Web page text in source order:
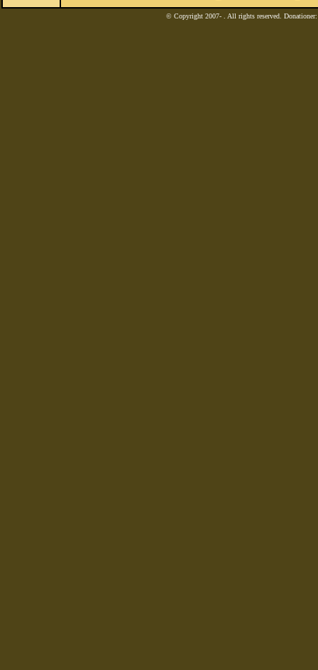
© Copyright 2007- . All rights reserved.